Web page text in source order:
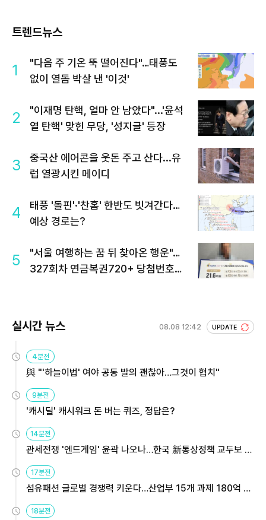
트렌드뉴스
1
"다음 주 기온 뚝 떨어진다"…태풍도
없이 열돔 박살 낸 '이것'
2
"이재명 탄핵, 얼마 안 남았다"...'윤석
열 탄핵' 맞힌 무당, '성지글' 등장
3
중국산 에어콘을 웃돈 주고 산다...유
럽 열광시킨 메이디
4
태풍 '돌핀'·'찬홈' 한반도 빗겨간다…
예상 경로는?
5
"서울 여행하는 꿈 뒤 찾아온 행운"…
327회차 연금복권720+ 당첨번호조
실시간 뉴스 08.08 12:42 UPDATE
4분전
與 "'하늘이법' 여야 공동 발의 괜찮아…그것이 협치"
9분전
'캐시딜' 캐시워크 돈 버는 퀴즈, 정답은?
14분전
관세전쟁 '엔드게임' 윤곽 나오나…한국 新통상정책 교두보 활
용해야
17분전
섬유패션 글로벌 경쟁력 키운다…산업부 15개 과제 180억 지
원
18분전